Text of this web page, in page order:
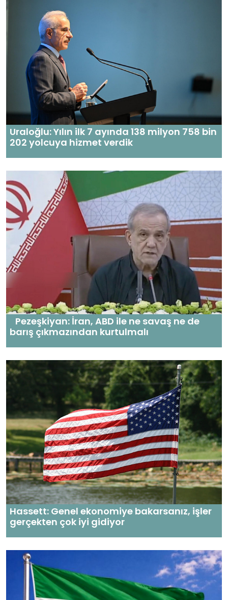
Uraloğlu: Yılın ilk 7 ayında 138 milyon 758 bin
202 yolcuya hizmet verdik
Pezeşkiyan: İran, ABD ile ne savaş ne de
barış çıkmazından kurtulmalı
Hassett: Genel ekonomiye bakarsanız, işler
gerçekten çok iyi gidiyor